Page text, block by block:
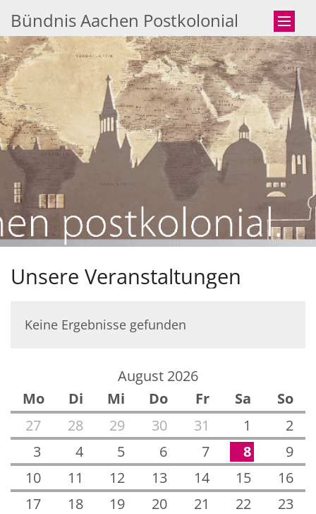
Bündnis Aachen Postkolonial
Unsere Veranstaltungen
Keine Ergebnisse gefunden
August 2026
Mo
Di Mi Do Fr Sa
So
27
28 29 30 31 1
2
3
4 5 6 7 8
9
10
11 12 13 14 15
16
17
18 19 20 21 22
23